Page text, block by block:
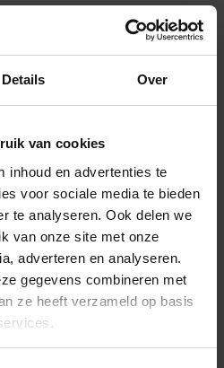
Details Over
van cookies
inhoud en advertenties te
voor sociale media te bieden
te analyseren. Ook delen we
van onze site met onze
adverteren en analyseren.
gegevens combineren met
ze heeft verzameld op basis